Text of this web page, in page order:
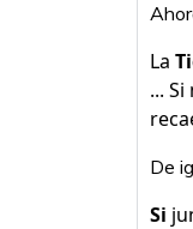
La
...
De
Si